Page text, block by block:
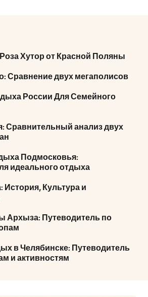
Хутор от Красной Поляны
Сравнение двух мегаполисов
России Для Семейного
Сравнительный анализ двух
Подмосковья:
идеального отдыха
История, Культура и
Архыза: Путеводитель по
в Челябинске: Путеводитель
и активностям